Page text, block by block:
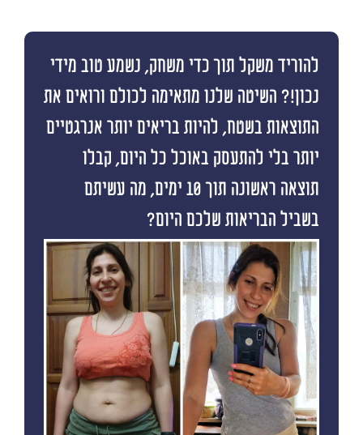
להוריד משקל תוך כדי משחק, נשמע טוב מידי
נכון!? השיטה שלנו מתאימה לכולם ורואים את
התוצאות בשטח, להיות בריאים יותר אנרגטיים
יותר בלי להתעסק באוכל כל היום, קבלו
תוצאה ראשונה תוך 10 ימים, מה עשיתם
בשביל הבריאות שלכם היום?